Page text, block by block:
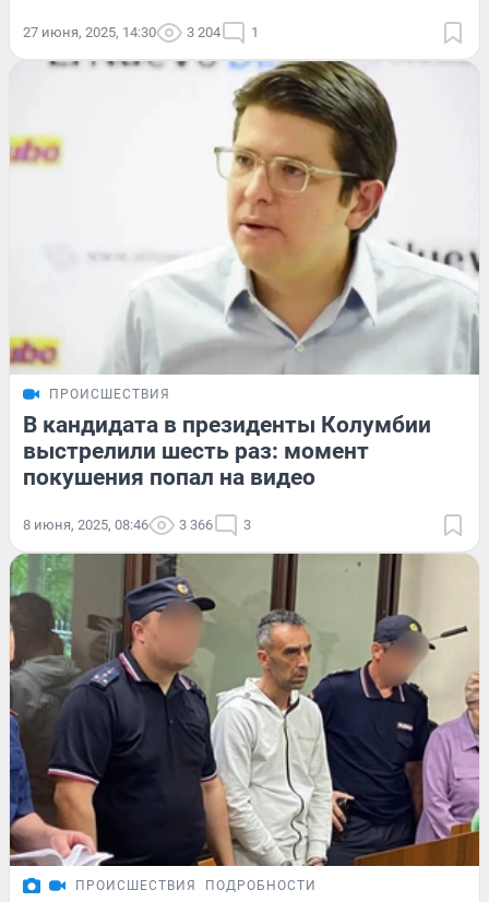
27 июня, 2025, 14:30 3 204 1
ПРОИСШЕСТВИЯ
В кандидата в президенты Колумбии
выстрелили шесть раз: момент
покушения попал на видео
8 июня, 2025, 08:46 3 366 3
ПРОИСШЕСТВИЯ ПОДРОБНОСТИ